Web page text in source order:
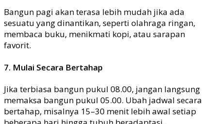
Bangun pagi akan terasa lebih mudah jika ada
sesuatu yang dinantikan, seperti olahraga ringan,
membaca buku, menikmati kopi, atau sarapan
favorit.
7. Mulai Secara Bertahap
Jika terbiasa bangun pukul 08.00, jangan langsung
memaksa bangun pukul 05.00. Ubah jadwal secara
bertahap, misalnya 15–30 menit lebih awal setiap